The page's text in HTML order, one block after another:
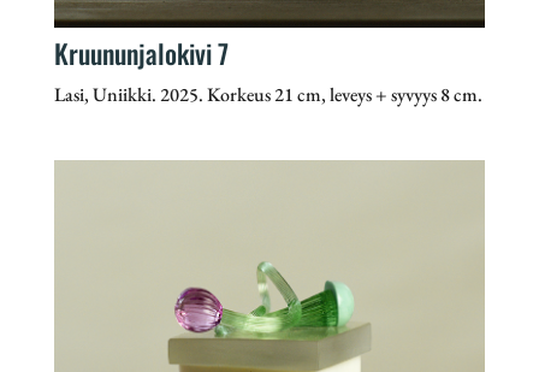
Kruununjalokivi 7
Lasi, Uniikki. 2025. Korkeus 21 cm, leveys + syvyys 8 cm.